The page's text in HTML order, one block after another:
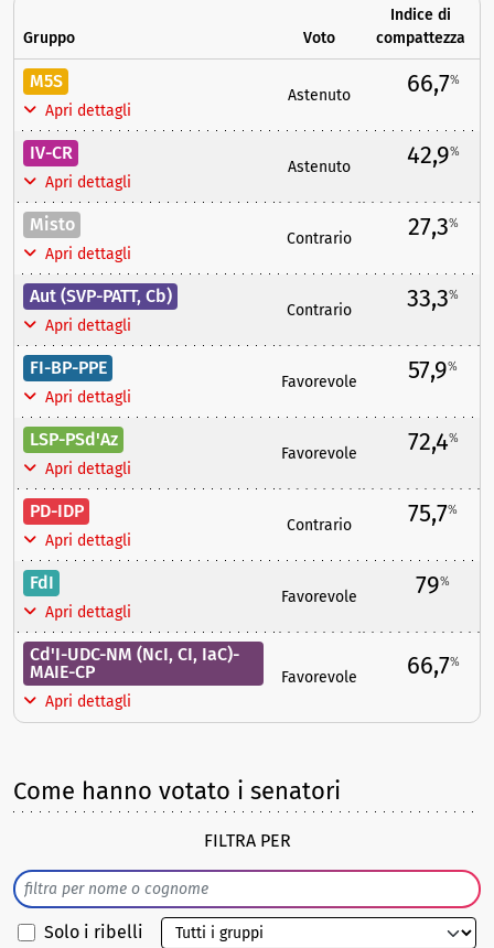
Gruppo Voto
Indice di
compattezza
M5S
Apri dettagli
Astenuto 66,7%
IV-CR
Apri dettagli
Astenuto 42,9%
Misto
Apri dettagli
Contrario 27,3%
Aut (SVP-PATT, Cb)
Apri dettagli
Contrario 33,3%
FI-BP-PPE
Apri dettagli
Favorevole 57,9%
LSP-PSd'Az
Apri dettagli
Favorevole 72,4%
PD-IDP
Apri dettagli
Contrario 75,7%
FdI
Apri dettagli
Favorevole 79%
Cd'I-UDC-NM (NcI, CI, IaC)-
MAIE-CP
Apri dettagli
Favorevole 66,7%
Come hanno votato i senatori
FILTRA PER
Solo i ribelli